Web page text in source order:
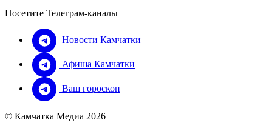
Посетите Телеграм-каналы
Новости Камчатки
Афиша Камчатки
Ваш гороскоп
© Камчатка Медиа 2026